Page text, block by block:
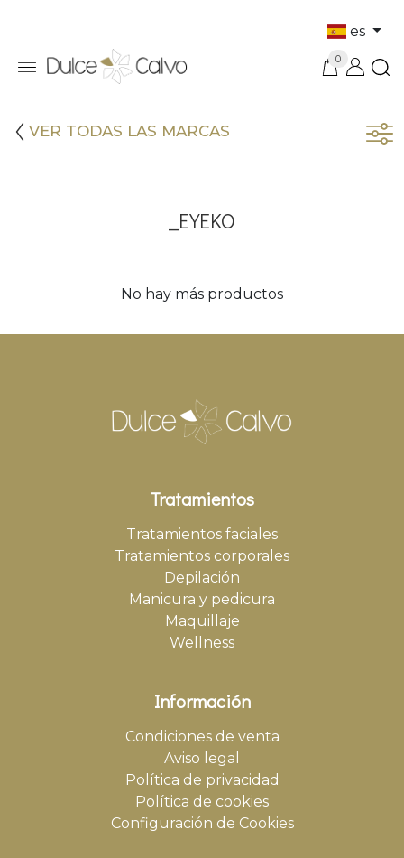
es
0
VER TODAS LAS MARCAS
_EYEKO
No hay más productos
Tratamientos
Tratamientos faciales
Tratamientos corporales
Depilación
Manicura y pedicura
Maquillaje
Wellness
Información
Condiciones de venta
Aviso legal
Política de privacidad
Política de cookies
Configuración de Cookies